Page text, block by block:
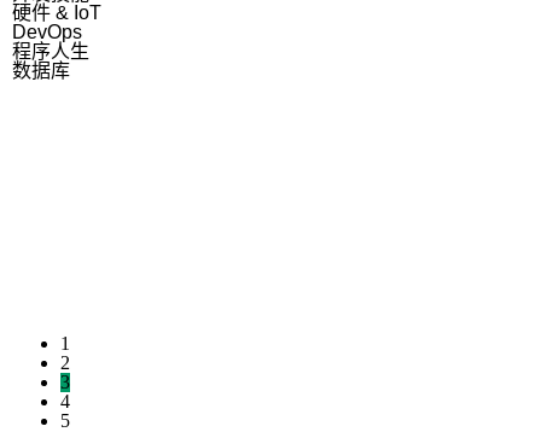
硬件 & IoT
DevOps
程序人生
数据库
1
2
3
4
5